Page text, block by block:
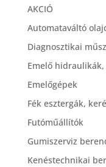
AKCIÓ
Automataváltó
Diagnosztikai
Emelő
Emelőgépek
Fék esztergák,
Futóműállítók
Gumiszerviz
Kenéstechnikai